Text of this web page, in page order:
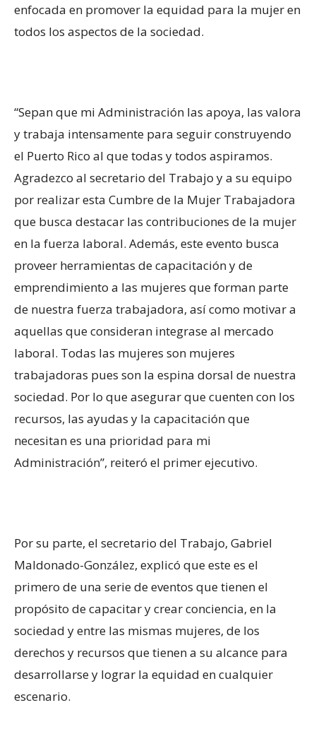
enfocada en promover la equidad para la mujer en
todos los aspectos de la sociedad.
“Sepan que mi Administración las apoya, las valora
y trabaja intensamente para seguir construyendo
el Puerto Rico al que todas y todos aspiramos.
Agradezco al secretario del Trabajo y a su equipo
por realizar esta Cumbre de la Mujer Trabajadora
que busca destacar las contribuciones de la mujer
en la fuerza laboral. Además, este evento busca
proveer herramientas de capacitación y de
emprendimiento a las mujeres que forman parte
de nuestra fuerza trabajadora, así como motivar a
aquellas que consideran integrase al mercado
laboral. Todas las mujeres son mujeres
trabajadoras pues son la espina dorsal de nuestra
sociedad. Por lo que asegurar que cuenten con los
recursos, las ayudas y la capacitación que
necesitan es una prioridad para mi
Administración”, reiteró el primer ejecutivo.
Por su parte, el secretario del Trabajo, Gabriel
Maldonado-González, explicó que este es el
primero de una serie de eventos que tienen el
propósito de capacitar y crear conciencia, en la
sociedad y entre las mismas mujeres, de los
derechos y recursos que tienen a su alcance para
desarrollarse y lograr la equidad en cualquier
escenario.